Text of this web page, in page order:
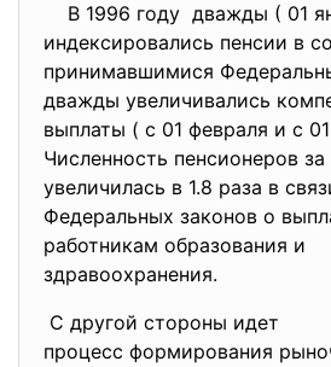
В 1996 году дважды ( 01
индексировались пенсии в
принимавшимися
дважды увеличивались
выплаты ( с 01 февраля и с
Численность пенсионеров за
увеличилась в 1.8 раза в
Федеральных законов о
работникам образования и
здравоохранения.
С другой стороны идет
процесс формирования